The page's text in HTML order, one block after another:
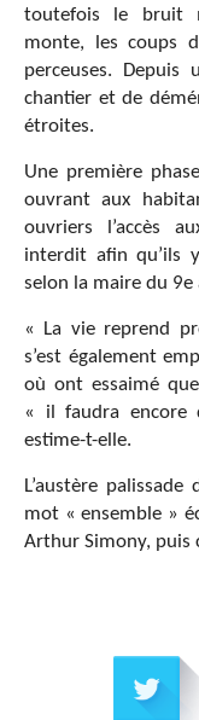
toutefois le bruit
monte, les coups
perceuses.
chantier et de
étroites.
Une première
ouvrant aux
ouvriers l’accès
interdit afin qu’ils
selon la maire du
« La vie reprend
s’est également
où ont essaimé
« il faudra encore
estime-t-elle.
L’austère
mot « ensemble »
Arthur Simony, puis